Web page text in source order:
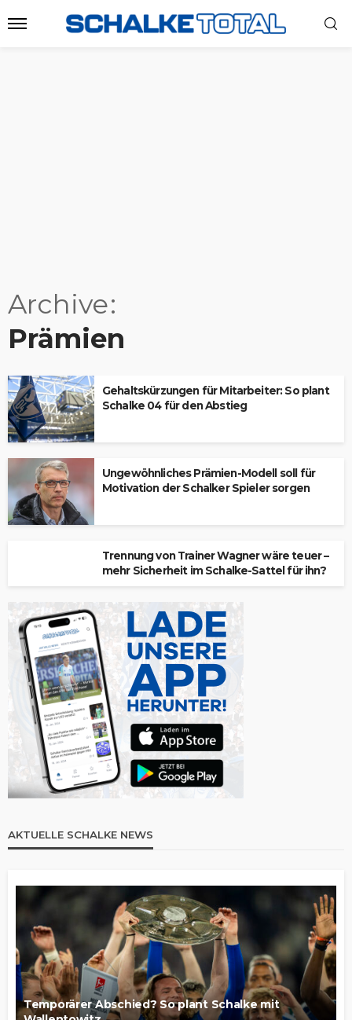
Archive
Prämien
Gehaltskürzungen für Mitarbeiter: So plant
Schalke 04 für den Abstieg
Ungewöhnliches Prämien-Modell soll für
Motivation der Schalker Spieler sorgen
Trennung von Trainer Wagner wäre teuer –
mehr Sicherheit im Schalke-Sattel für ihn?
AKTUELLE SCHALKE NEWS
Temporärer Abschied? So plant Schalke mit